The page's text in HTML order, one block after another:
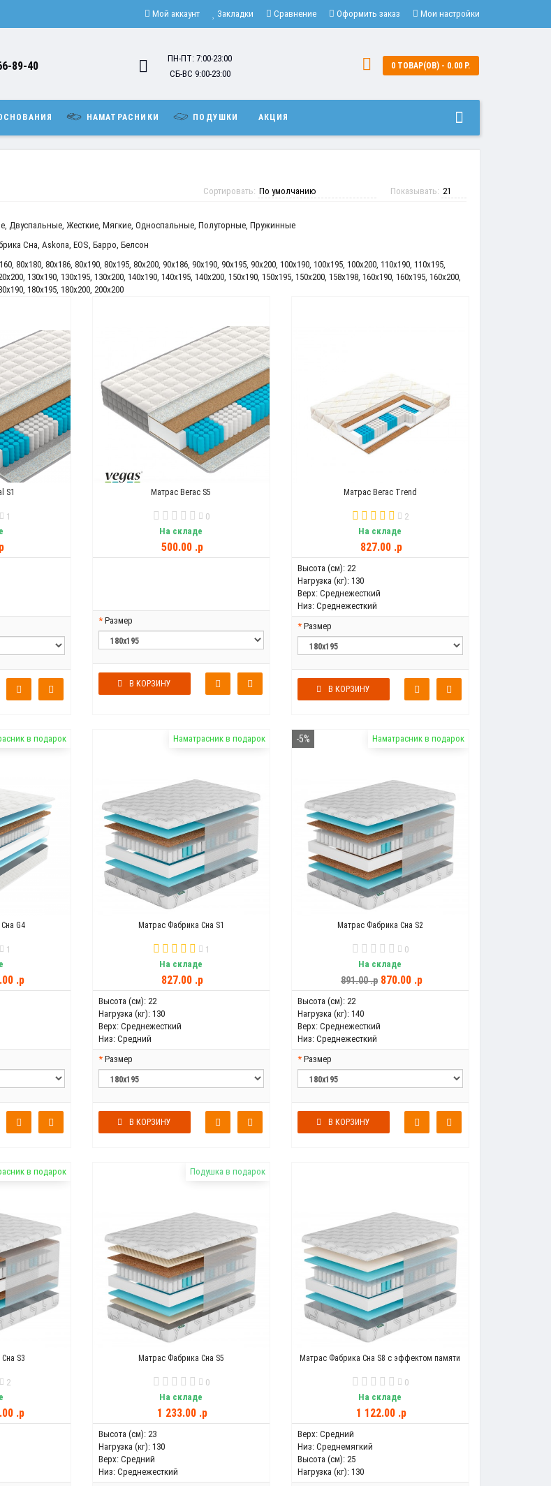
Мой аккаунт Закладки Сравнение Оформить заказ Мои настройки
89-40
ПН-ПТ: 7:00-23:00
СБ-ВС 9:00-23:00
0 ТОВАР(ОВ) - 0.00 Р.
НАМАТРАСНИКИ ПОДУШКИ АКЦИЯ
Показывать:
Сортировать:
, Двуспальные, Жесткие, Мягкие, Односпальные, Полуторные, Пружинные
Сна, Askona, EOS, Барро, Белсон
, 80x180, 80x186, 80x190, 80x195, 80x200, 90x186, 90x190, 90x195, 90x200, 100x190, 100x195, 100x200, 110x190, 110x195,
, 130x190, 130x195, 130x200, 140x190, 140x195, 140x200, 150x190, 150x195, 150x200, 158x198, 160x190, 160x195, 160x200,
, 180x195, 180x200, 200x200
S1
1
Матрас Вегас S5
0
На складе
500.00 .p
Размер
В КОРЗИНУ
Матрас Вегас Trend
2
На складе
827.00 .p
Высота (см): 22
Нагрузка (кг): 130
Верх: Среднежесткий
Низ: Среднежесткий
Размер
В КОРЗИНУ
в подарок
G4
1
.p
Наматрасник в подарок
Матрас Фабрика Сна S1
1
На складе
827.00 .p
Высота (см): 22
Нагрузка (кг): 130
Верх: Среднежесткий
Низ: Средний
Размер
В КОРЗИНУ
Наматрасник в подарок
-5%
Матрас Фабрика Сна S2
0
На складе
891.00 .p 870.00 .p
Высота (см): 22
Нагрузка (кг): 140
Верх: Среднежесткий
Низ: Среднежесткий
Размер
В КОРЗИНУ
в подарок
S3
2
.p
Подушка в подарок
Матрас Фабрика Сна S5
0
На складе
1 233.00 .p
Высота (см): 23
Нагрузка (кг): 130
Верх: Средний
Низ: Среднежесткий
Матрас Фабрика Сна S8 с эффектом памяти
0
На складе
1 122.00 .p
Верх: Средний
Низ: Среднемягкий
Высота (см): 25
Нагрузка (кг): 130